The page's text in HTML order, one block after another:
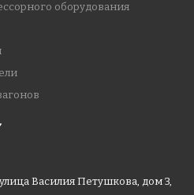
оборудования
Василия Петушкова, дом 3,